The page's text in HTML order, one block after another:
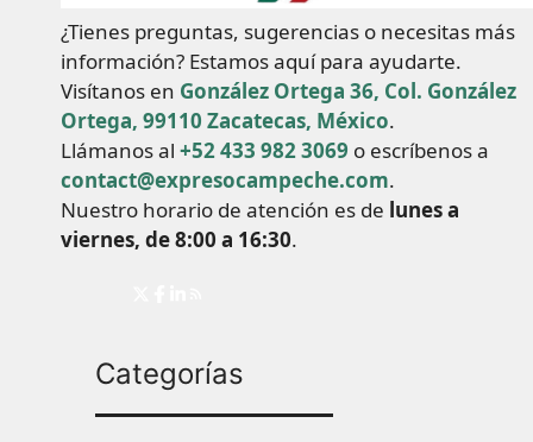
¿Tienes preguntas, sugerencias o necesitas más
información? Estamos aquí para ayudarte.
Visítanos en González Ortega 36, Col. González
Ortega, 99110 Zacatecas, México.
Llámanos al +52 433 982 3069 o escríbenos a
contact@expresocampeche.com.
Nuestro horario de atención es de lunes a
viernes, de 8:00 a 16:30.
Categorías